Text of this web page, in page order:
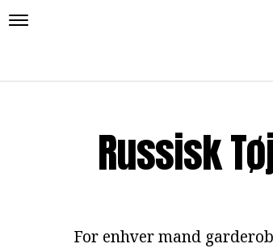
Russisk
For enhver mand